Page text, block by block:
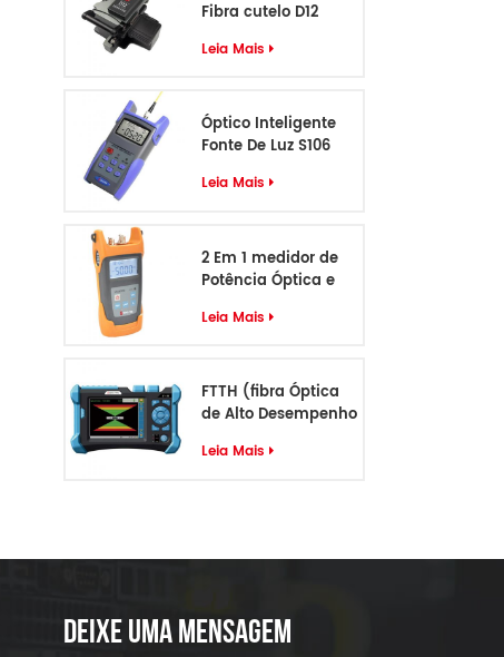
Fibra cutelo D12
Leia Mais
Óptico Inteligente
Fonte De Luz S106
Leia Mais
2 Em 1 medidor de
Potência Óptica e
Leia Mais
FTTH (fibra Óptica
de Alto Desempenho
Cabo S-55
Leia Mais
DEIXE UMA MENSAGEM